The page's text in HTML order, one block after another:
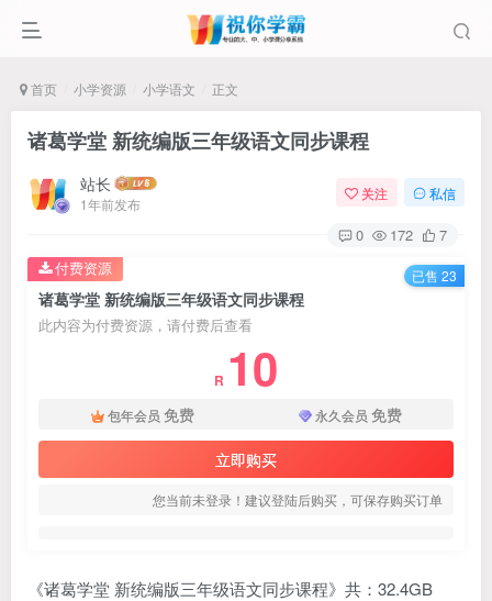
首页 小学资源 小学语文 正文
诸葛学堂 新统编版三年级语文同步课程
站长
1年前发布
关注 私信
0 172 7
诸葛学堂 新统编版三年级语文同步课程
此内容为付费资源，请付费后查看
R 10
包年会员 免费 永久会员 免费
立即购买
您当前未登录！建议登陆后购买，可保存购买订单
付费资源 已售 23
《诸葛学堂 新统编版三年级语文同步课程》共：32.4GB